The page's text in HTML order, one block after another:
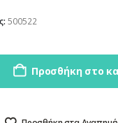
500522
Προσθήκη στο